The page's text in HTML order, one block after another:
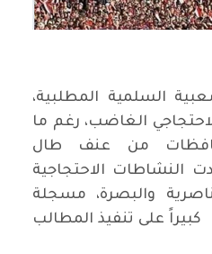
السلمية المطلبية،
الغاضب، رغم ما
من عنف طال
النشاطات الاحتجاجية
والبصرة، مسجلة
كبيراً على تنفيذ المطالب